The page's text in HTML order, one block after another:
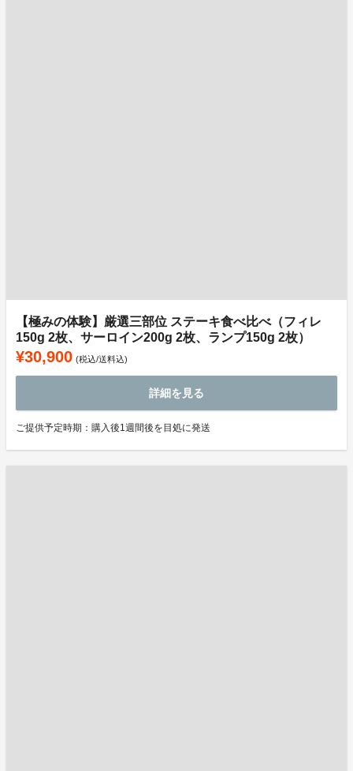
【極みの体験】厳選三部位 ステーキ食べ比べ（フィレ
150g 2枚、サーロイン200g 2枚、ランプ150g 2枚）
¥30,900 (税込/送料込)
詳細を見る
ご提供予定時期：購入後1週間後を目処に発送